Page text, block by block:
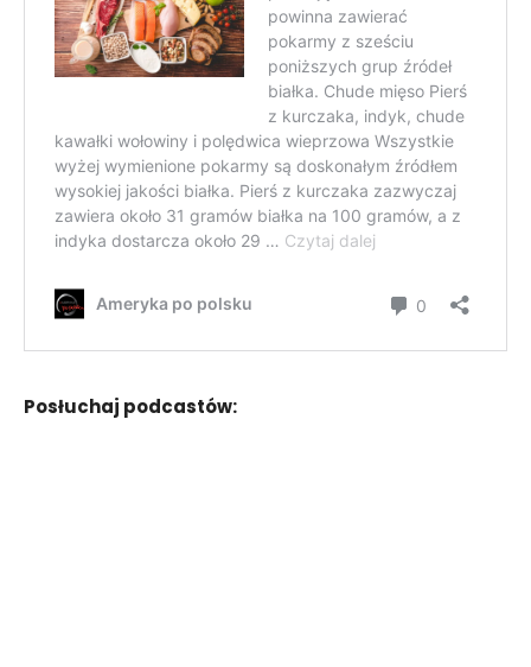
Posłuchaj podcastów: